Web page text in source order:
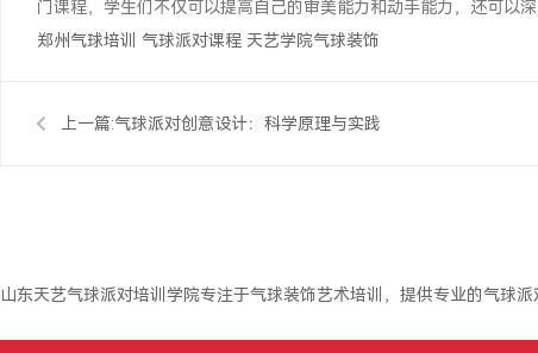
门课程，学生们不仅可以提高自己的审美能力和动手能力，还可以
郑州气球培训
气球派对课程 天艺学院气球装饰
上一篇:气球派对创意设计：科学原理与实践
山东天艺气球派对培训学院专注于气球装饰艺术培训，提供专业的气球